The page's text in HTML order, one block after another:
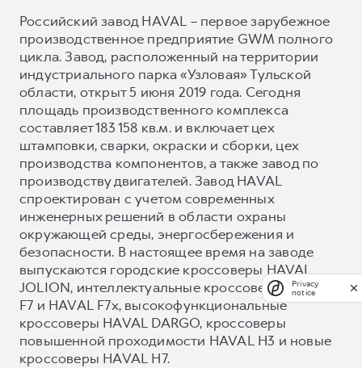
Российский завод HAVAL – первое зарубежное
производственное предприятие GWM полного
цикла. Завод, расположенный на территории
индустриального парка «Узловая» Тульской
области, открыт 5 июня 2019 года. Сегодня
площадь производственного комплекса
составляет 183 158 кв.м. и включает цех
штамповки, сварки, окраски и сборки, цех
производства компонентов, а также завод по
производству двигателей. Завод HAVAL
спроектирован с учетом современных
инженерных решений в области охраны
окружающей среды, энергосбережения и
безопасности. В настоящее время на заводе
выпускаются городские кроссоверы HAVAL
JOLION, интеллектуальные кроссоверы HAVAL
F7 и HAVAL F7x, высокофункциональные
кроссоверы HAVAL DARGO, кроссоверы
повышенной проходимости HAVAL H3 и новые
кроссоверы HAVAL H7.
Privacy
notice